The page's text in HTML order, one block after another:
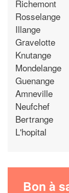
Richemont
Rosselange
Illange
Gravelotte
Knutange
Mondelange
Guenange
Amneville
Neufchef
Bertrange
L'hopital
Bon à